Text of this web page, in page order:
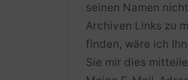
seinen Namen
Archiven Links zu
finden, wäre ich
Sie mir dies